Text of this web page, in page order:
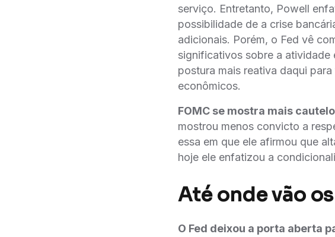
serviço. Entretanto, Powell
possibilidade de a crise
adicionais. Porém, o Fed vê
significativos sobre a atividade
postura mais reativa daqui
econômicos.
FOMC se mostra mais
mostrou menos convicto a
essa em que ele afirmou que
hoje ele enfatizou a
Até onde vão
O Fed deixou a porta aberta